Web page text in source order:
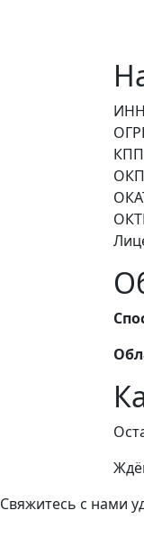
Свяжитесь с нами